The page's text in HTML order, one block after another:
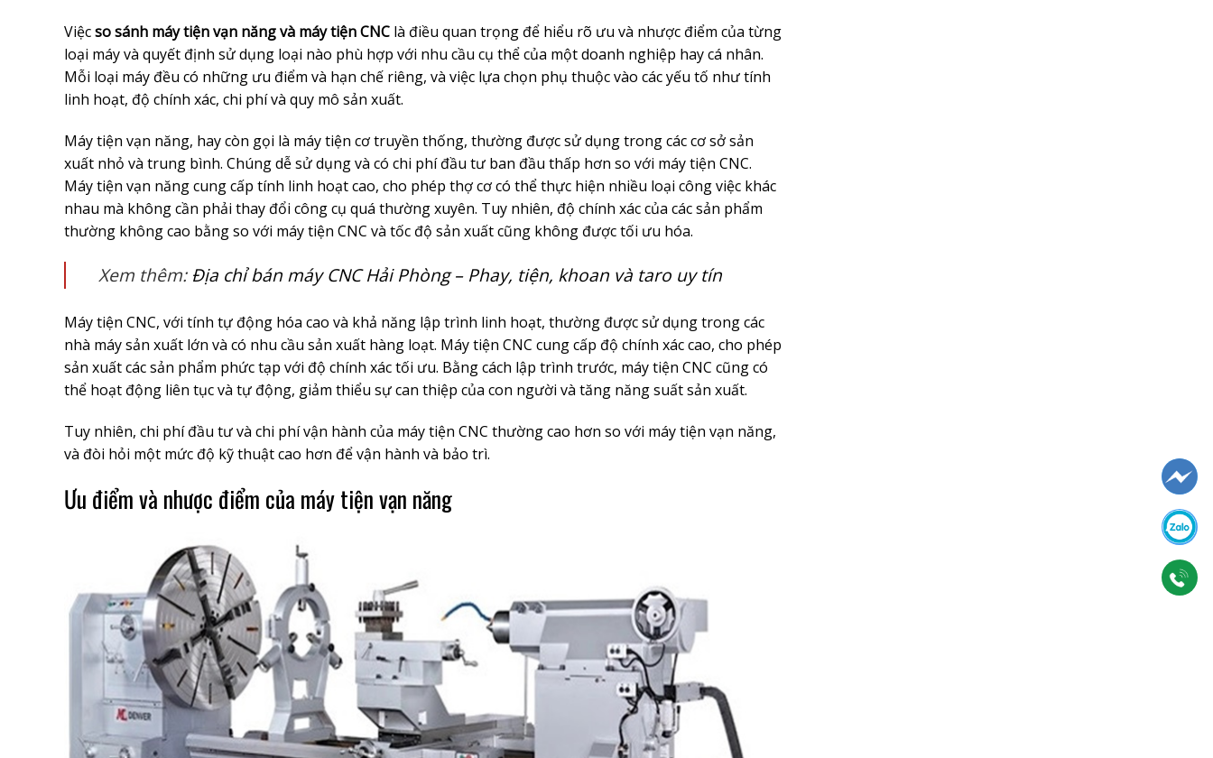
Việcso sánh máy tiện vạn năng và máy tiện CNClà điều quan trọng để hiểu rõ ưu và nhược điểm của từng
loại máy và quyết định sử dụng loại nào phù hợp với nhu cầu cụ thể của một doanh nghiệp hay cá nhân.
Mỗi loại máy đều có những ưu điểm và hạn chế riêng, và việc lựa chọn phụ thuộc vào các yếu tố như tính
linh hoạt, độ chính xác, chi phí và quy mô sản xuất.
Máy tiện vạn năng, hay còn gọi là máy tiện cơ truyền thống, thường được sử dụng trong các cơ sở sản
xuất nhỏ và trung bình. Chúng dễ sử dụng và có chi phí đầu tư ban đầu thấp hơn so với máy tiện CNC.
Máy tiện vạn năng cung cấp tính linh hoạt cao, cho phép thợ cơ có thể thực hiện nhiều loại công việc khác
nhau mà không cần phải thay đổi công cụ quá thường xuyên. Tuy nhiên, độ chính xác của các sản phẩm
thường không cao bằng so với máy tiện CNC và tốc độ sản xuất cũng không được tối ưu hóa.
Xem thêm: Địa chỉ bán máy CNC Hải Phòng – Phay, tiện, khoan và taro uy tín
Máy tiện CNC, với tính tự động hóa cao và khả năng lập trình linh hoạt, thường được sử dụng trong các
nhà máy sản xuất lớn và có nhu cầu sản xuất hàng loạt. Máy tiện CNC cung cấp độ chính xác cao, cho phép
sản xuất các sản phẩm phức tạp với độ chính xác tối ưu. Bằng cách lập trình trước, máy tiện CNC cũng có
thể hoạt động liên tục và tự động, giảm thiểu sự can thiệp của con người và tăng năng suất sản xuất.
Tuy nhiên, chi phí đầu tư và chi phí vận hành của máy tiện CNC thường cao hơn so với máy tiện vạn năng,
và đòi hỏi một mức độ kỹ thuật cao hơn để vận hành và bảo trì.
Ưu điểm và nhược điểm của máy tiện vạn năng